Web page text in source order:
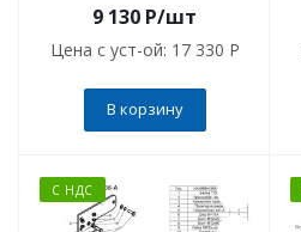
9 130 P/шт
Цена с уст-ой: 17 330 P
В корзину
С НДС